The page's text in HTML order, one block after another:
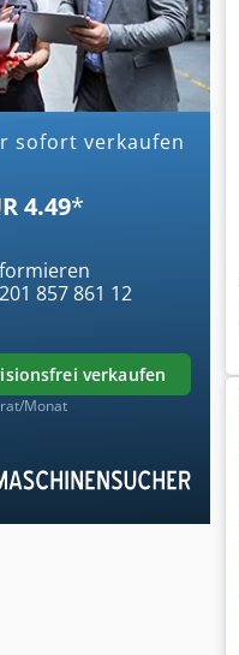
sofort verkaufen
4.49*
857 861 12
verkaufen
Monat